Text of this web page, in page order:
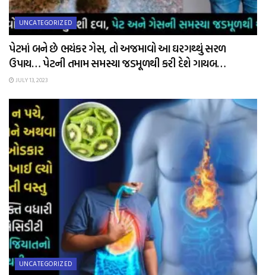
UNCATEGORIZED
પેટમાં બને છે ભયંકર ગેસ, તો અજમાવો આ ઘરગથ્થું સરળ
ઉપાય… પેટની તમામ સમસ્યા જડમૂળથી કરી દેશે ગાયબ…
JULY 13, 2023
UNCATEGORIZED